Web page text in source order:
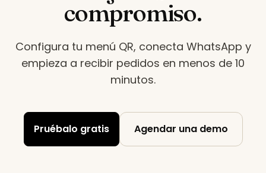
compromiso.
Configura tu menú QR, conecta WhatsApp y
empieza a recibir pedidos en menos de 10
minutos.
Pruébalo gratis Agendar una demo